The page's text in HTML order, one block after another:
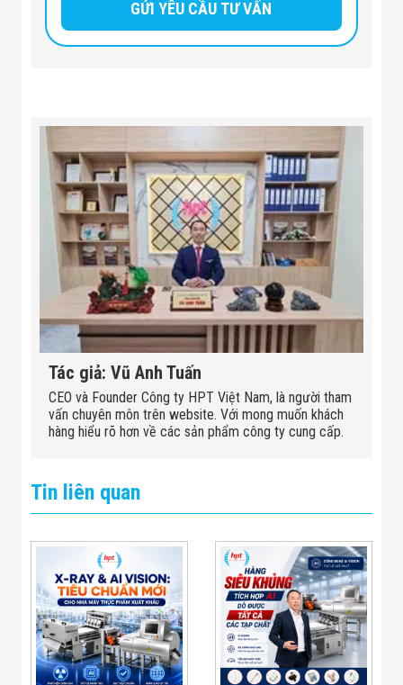
Tác giả: Vũ Anh Tuấn
CEO và Founder Công ty HPT Việt Nam, là người tham
vấn chuyên môn trên website. Với mong muốn khách
hàng hiểu rõ hơn về các sản phẩm công ty cung cấp.
Tin liên quan